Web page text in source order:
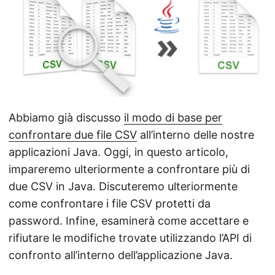
Abbiamo già discusso il modo di base per
confrontare due file CSV all’interno delle nostre
applicazioni Java. Oggi, in questo articolo,
impareremo ulteriormente a confrontare più di
due CSV in Java. Discuteremo ulteriormente
come confrontare i file CSV protetti da
password. Infine, esaminerà come accettare e
rifiutare le modifiche trovate utilizzando l’API di
confronto all’interno dell’applicazione Java.